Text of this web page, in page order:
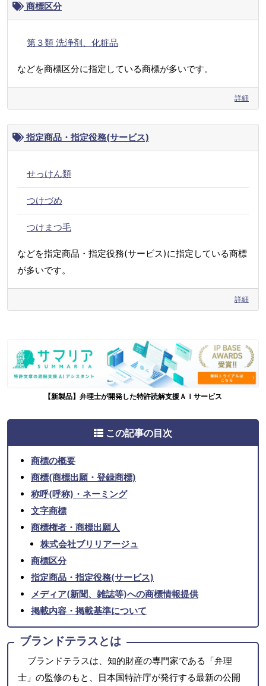
商標区分
第３類 洗浄剤、化粧品
などを商標区分に指定している商標が多いです。
詳細
指定商品・指定役務(サービス)
せっけん類
つけづめ
つけまつ毛
などを指定商品・指定役務(サービス)に指定している商標
が多いです。
詳細
【新製品】弁理士が開発した特許読解支援ＡＩサービス
この記事の目次
商標の概要
商標(商標出願・登録商標)
称呼(呼称)・ネーミング
文字商標
商標権者・商標出願人
株式会社ブリリアージュ
商標区分
指定商品・指定役務(サービス)
メディア(新聞、雑誌等)への商標情報提供
掲載内容・掲載基準について
ブランドテラスとは
ブランドテラスは、知的財産の専門家である「弁理
士」の監修のもと、日本国特許庁が発行する最新の公開